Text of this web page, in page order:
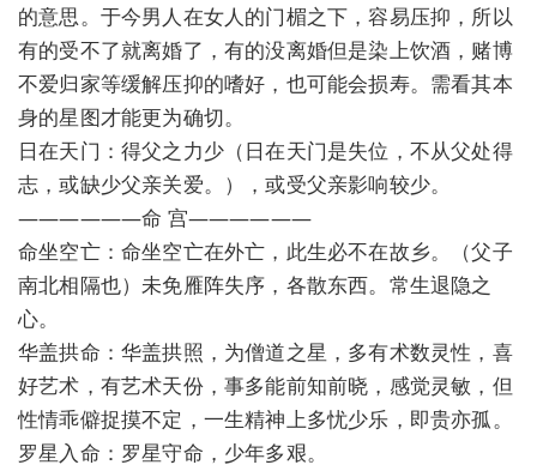
的意思。于今男人在女人的门楣之下，容易压抑，所以
有的受不了就离婚了，有的没离婚但是染上饮酒，赌博
不爱归家等缓解压抑的嗜好，也可能会损寿。需看其本
身的星图才能更为确切。
日在天门：得父之力少（日在天门是失位，不从父处得
志，或缺少父亲关爱。），或受父亲影响较少。
——————命 宫——————
命坐空亡：命坐空亡在外亡，此生必不在故乡。（父子
南北相隔也）未免雁阵失序，各散东西。常生退隐之
心。
华盖拱命：华盖拱照，为僧道之星，多有术数灵性，喜
好艺术，有艺术天份，事多能前知前晓，感觉灵敏，但
性情乖僻捉摸不定，一生精神上多忧少乐，即贵亦孤。
罗星入命：罗星守命，少年多艰。